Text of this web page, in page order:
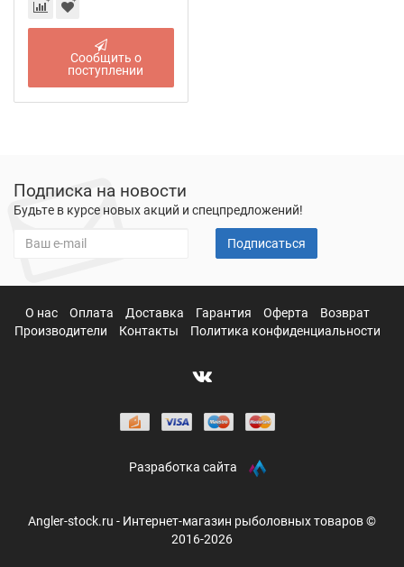
Сообщить о
поступлении
Подписка на новости
Будьте в курсе новых акций и спецпредложений!
Подписаться
О нас Оплата Доставка Гарантия Оферта
Возврат
Производители
Контакты Политика конфиденциальности
Разработка сайта
Angler-stock.ru - Интернет-магазин рыболовных товаров ©
2016-2026